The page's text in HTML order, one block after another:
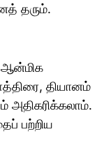
தரும்.
ஆன்மிக
தியானம்
அதிகரிக்கலாம்.
பற்றிய